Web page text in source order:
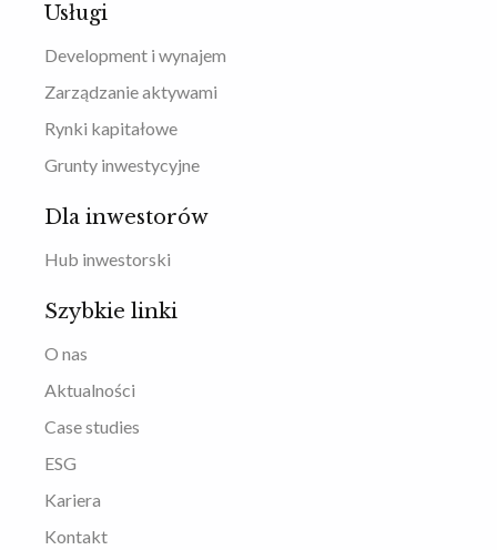
Usługi
Development i wynajem
Zarządzanie aktywami
Rynki kapitałowe
Grunty inwestycyjne
Dla inwestorów
Hub inwestorski
Szybkie linki
O nas
Aktualności
Case studies
ESG
Kariera
Kontakt